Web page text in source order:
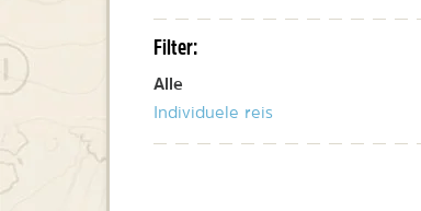
Filter:
Alle
Individuele reis